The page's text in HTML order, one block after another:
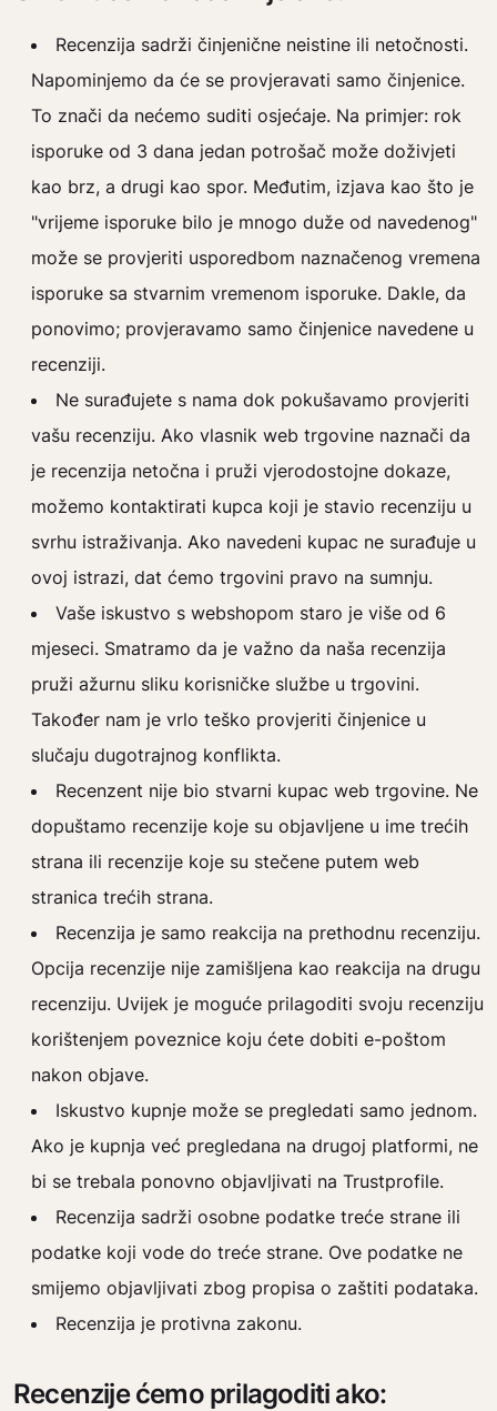
Recenzija sadrži činjenične neistine ili netočnosti.
Napominjemo da će se provjeravati samo činjenice.
To znači da nećemo suditi osjećaje. Na primjer: rok
isporuke od 3 dana jedan potrošač može doživjeti
kao brz, a drugi kao spor. Međutim, izjava kao što je
"vrijeme isporuke bilo je mnogo duže od navedenog"
može se provjeriti usporedbom naznačenog vremena
isporuke sa stvarnim vremenom isporuke. Dakle, da
ponovimo; provjeravamo samo činjenice navedene u
recenziji.
Ne surađujete s nama dok pokušavamo provjeriti
vašu recenziju. Ako vlasnik web trgovine naznači da
je recenzija netočna i pruži vjerodostojne dokaze,
možemo kontaktirati kupca koji je stavio recenziju u
svrhu istraživanja. Ako navedeni kupac ne surađuje u
ovoj istrazi, dat ćemo trgovini pravo na sumnju.
Vaše iskustvo s webshopom staro je više od 6
mjeseci. Smatramo da je važno da naša recenzija
pruži ažurnu sliku korisničke službe u trgovini.
Također nam je vrlo teško provjeriti činjenice u
slučaju dugotrajnog konflikta.
Recenzent nije bio stvarni kupac web trgovine. Ne
dopuštamo recenzije koje su objavljene u ime trećih
strana ili recenzije koje su stečene putem web
stranica trećih strana.
Recenzija je samo reakcija na prethodnu recenziju.
Opcija recenzije nije zamišljena kao reakcija na drugu
recenziju. Uvijek je moguće prilagoditi svoju recenziju
korištenjem poveznice koju ćete dobiti e-poštom
nakon objave.
Iskustvo kupnje može se pregledati samo jednom.
Ako je kupnja već pregledana na drugoj platformi, ne
bi se trebala ponovno objavljivati ​​na Trustprofile.
Recenzija sadrži osobne podatke treće strane ili
podatke koji vode do treće strane. Ove podatke ne
smijemo objavljivati zbog propisa o zaštiti podataka.
Recenzija je protivna zakonu.
Recenzije ćemo prilagoditi ako: